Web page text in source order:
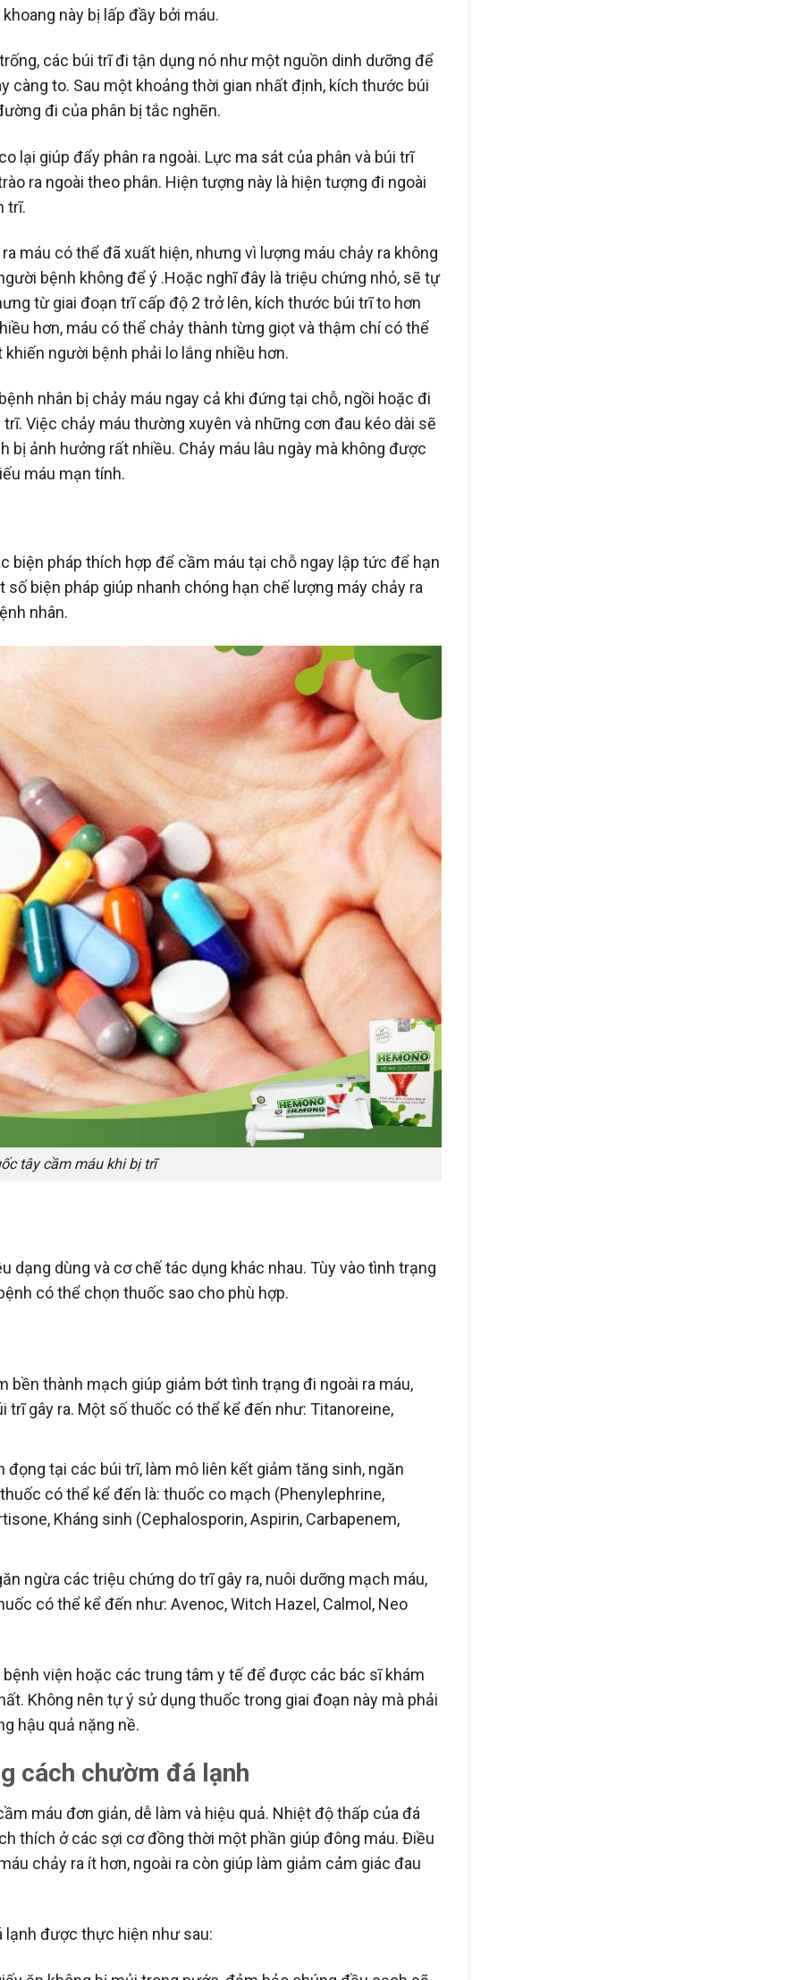
này bị lấp đầy bởi máu.
các búi trĩ đi tận dụng nó như một nguồn dinh dưỡng để
càng to. Sau một khoảng thời gian nhất định, kích thước búi
đi của phân bị tắc nghẽn.
lại giúp đẩy phân ra ngoài. Lực ma sát của phân và búi trĩ
ra ngoài theo phân. Hiện tượng này là hiện tượng đi ngoài
trĩ.
máu có thể đã xuất hiện, nhưng vì lượng máu chảy ra không
bệnh không để ý .Hoặc nghĩ đây là triệu chứng nhỏ, sẽ tự
từ giai đoạn trĩ cấp độ 2 trở lên, kích thước búi trĩ to hơn
hơn, máu có thể chảy thành từng giọt và thậm chí có thể
người bệnh phải lo lắng nhiều hơn.
nhân bị chảy máu ngay cả khi đứng tại chỗ, ngồi hoặc đi
Việc chảy máu thường xuyên và những cơn đau kéo dài sẽ
ảnh hưởng rất nhiều. Chảy máu lâu ngày mà không được
máu mạn tính.
biện pháp thích hợp để cầm máu tại chỗ ngay lập tức để hạn
biện pháp giúp nhanh chóng hạn chế lượng máy chảy ra
nhân.
tây cầm máu khi bị trĩ
dạng dùng và cơ chế tác dụng khác nhau. Tùy vào tình trạng
có thể chọn thuốc sao cho phù hợp.
bền thành mạch giúp giảm bớt tình trạng đi ngoài ra máu,
trĩ gây ra. Một số thuốc có thể kể đến như: Titanoreine,
tại các búi trĩ, làm mô liên kết giảm tăng sinh, ngăn
có thể kể đến là: thuốc co mạch (Phenylephrine,
Kháng sinh (Cephalosporin, Aspirin, Carbapenem,
ngừa các triệu chứng do trĩ gây ra, nuôi dưỡng mạch máu,
có thể kể đến như: Avenoc, Witch Hazel, Calmol, Neo
viện hoặc các trung tâm y tế để được các bác sĩ khám
Không nên tự ý sử dụng thuốc trong giai đoạn này mà phải
hậu quả nặng nề.
cách chườm đá lạnh
máu đơn giản, dễ làm và hiệu quả. Nhiệt độ thấp của đá
thích ở các sợi cơ đồng thời một phần giúp đông máu. Điều
chảy ra ít hơn, ngoài ra còn giúp làm giảm cảm giác đau
được thực hiện như sau: